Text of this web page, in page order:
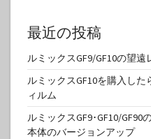
最近の投稿
ルミックスGF9/GF10の望
ルミックスGF10を購入し
ィルム
ルミックスGF9･GF10/
本体のバージョンアップ